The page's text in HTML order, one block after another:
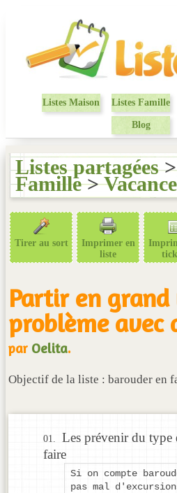
Listes Maison Listes Famille
Blog
Listes partagées
Famille>
Tirer au sort
Imprimer en
liste
Partir en grand
problème avec
par Oelita.
Objectif de la liste : barouder en
Les prévenir du type
faire
Si on compte
pas mal